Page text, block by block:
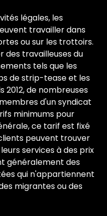
légales, les
travailler dans
ou sur les trottoirs.
des travailleuses du
tels que les
de strip-tease et les
2012, de nombreuses
d'un syndicat
minimums pour
ce tarif est fixé
peuvent trouver
services à des prix
généralement des
qui n'appartiennent
migrantes ou des